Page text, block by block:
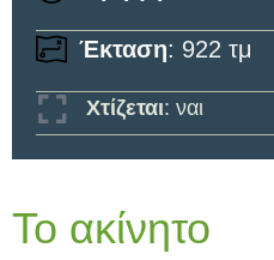
Έκταση: 922 τμ
Χτίζεται: ναι
Το ακίνητο